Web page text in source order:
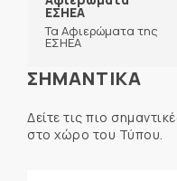
ΕΣΗΕΑ
Τα Αφιερώματα της
ΕΣΗΕΑ
ΣΗΜΑΝΤΙΚΑ
Δείτε τις πιο
στο χώρο του Τύπου.